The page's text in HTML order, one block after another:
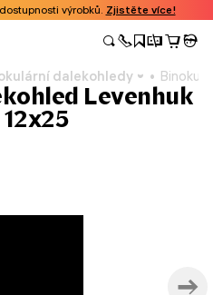
výrobků. Zjistěte více!
dalekohledy
Levenhuk